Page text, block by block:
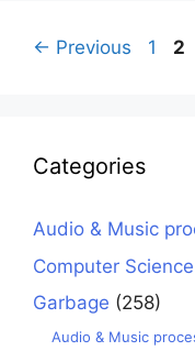
← Previous Page
1 2
Categories
Audio & Music
Computer Science
Garbage (258)
Audio & Music